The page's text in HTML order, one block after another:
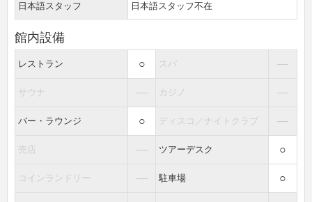
日本語スタッフ 日本語スタッフ不在
館内設備
レストラン ○ スパ ―
サウナ ― カジノ ―
バー・ラウンジ ○ ディスコ／ナイトクラブ ―
売店 ― ツアーデスク ○
コインランドリー ― 駐車場 ○